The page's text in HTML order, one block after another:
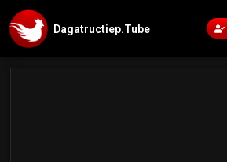
Dagatructiep.Tube